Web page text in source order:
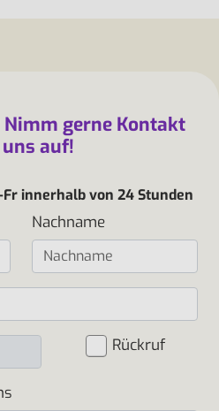
Nimm gerne Kontakt
auf!
innerhalb von 24 Stunden
Nachname
Rückruf